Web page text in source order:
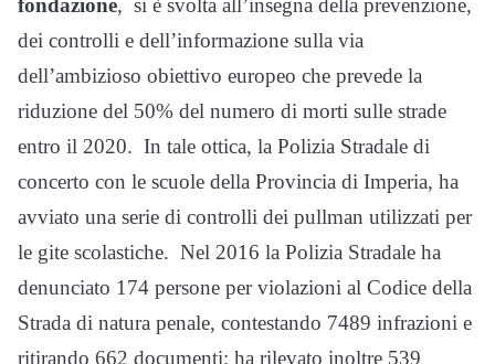
fondazione, si è svolta all’insegna della prevenzione,
dei controlli e dell’informazione sulla via
dell’ambizioso obiettivo europeo che prevede la
riduzione del 50% del numero di morti sulle strade
entro il 2020. In tale ottica, la Polizia Stradale di
concerto con le scuole della Provincia di Imperia, ha
avviato una serie di controlli dei pullman utilizzati per
le gite scolastiche. Nel 2016 la Polizia Stradale ha
denunciato 174 persone per violazioni al Codice della
Strada di natura penale, contestando 7489 infrazioni e
ritirando 662 documenti; ha rilevato inoltre 539